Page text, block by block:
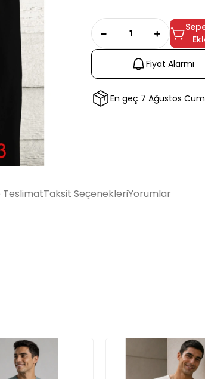
Fiyat Alarmı
En geç 7 Ağustos
Taksit SeçenekleriYorumlar